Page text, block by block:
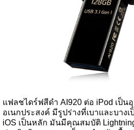
แฟลชไดร์ฟสีดำ AI920 ต่อ iPod เป็น
อเนกประสงค์ มีรูปร่างที่เบาและบาง
iOS เป็นหลัก มันมีคุณสมบัติ